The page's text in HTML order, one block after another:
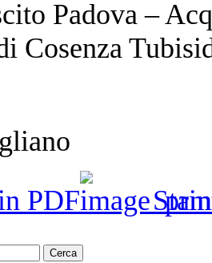
Padova –
Cosenza
PDF